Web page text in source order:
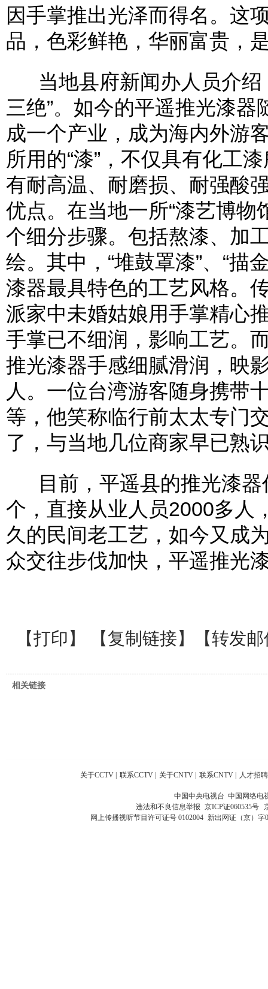
因手掌推出光泽而得名。这
品，色彩鲜艳，华丽富贵，
当地县府新闻办人员介绍
三绝”。如今的平遥推光漆
成一个产业，成为海内外游
所用的“漆”，不仅具有化工
有耐高温、耐磨损、耐强酸
优点。在当地一所“漆艺博物
个细分步骤。包括熬漆、加
绘。其中，“堆鼓罩漆”、“描
漆器最具特色的工艺风格。
派家中未婚姑娘用手掌精心
手掌已不细润，影响工艺。
推光漆器手感细腻滑润，映
人。一位台湾游客随身携带
等，他笑称临行前太太专门
了，与当地几位商家早已熟
目前，平遥县的推光漆器
个，直接从业人员2000多人
久的民间老工艺，如今又成
众交往步伐加快，平遥推光
【打印】 【复制链接】【转发邮
相关链接
关于CCTV | 联系CCTV | 关于CNTV | 联系CNTV | 人才招聘
中国中央电视台 中国网络电
违法和不良信息举报 京ICP证060535号
网上传播视听节目许可证号 0102004 新出网证（京）